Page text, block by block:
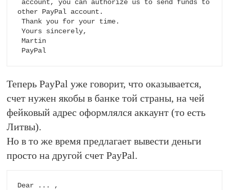
other PayPal account.
Thank you for your time.
Yours sincerely,
Martin
PayPal
Теперь PayPal уже говорит, что оказывается,
счет нужен якобы в банке той страны, на чей
фейковый адрес оформлялся аккаунт (то есть
Литвы).
Но в то же время предлагает вывести деньги
просто на другой счет PayPal.
Dear ... ,